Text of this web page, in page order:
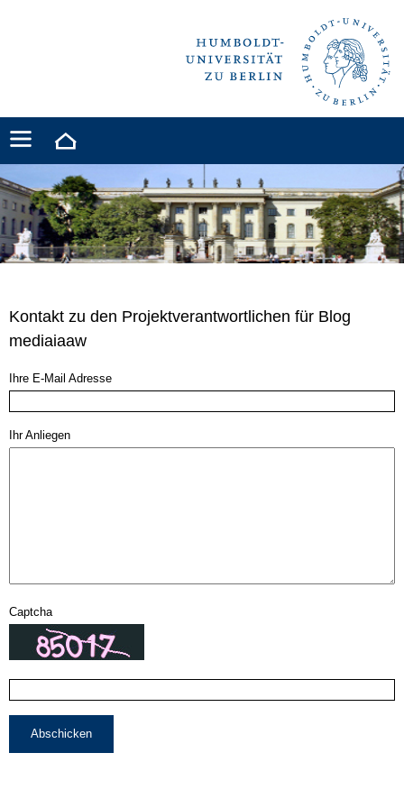
Kontakt zu den Projektverantwortlichen für Blog
mediaiaaw
Ihre E-Mail Adresse
Ihr Anliegen
Captcha
Abschicken